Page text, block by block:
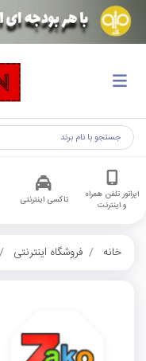
اپراتور تلفن همراه
و اینترنت
تاکسی اینترنتی
خانه فروشگاه اینترنتی